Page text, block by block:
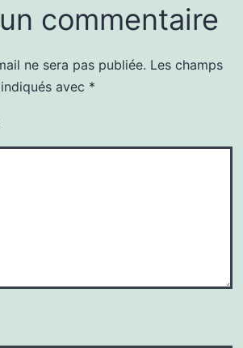
commentaire
ne sera pas publiée. Les champs
avec *